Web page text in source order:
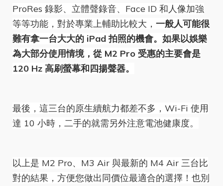
ProRes 錄影、立體聲錄音、Face ID 和人像加強
等等功能，對於專業上輔助比較大， 一般人可能很
難有拿一台大大的 iPad 拍照的機會。如果以娛樂
為大部分使用情境，從 M2 Pro 受惠的主要會是
120 Hz 高刷螢幕和四揚聲器。
最後，這三台的原生續航力都差不多，Wi-Fi 使用
達 10 小時，二手的就需另外注意電池健康度。
以上是 M2 Pro、M3 Air 與最新的 M4 Air 三台比
對的結果，方便您做出同價位最適合的選擇！也別